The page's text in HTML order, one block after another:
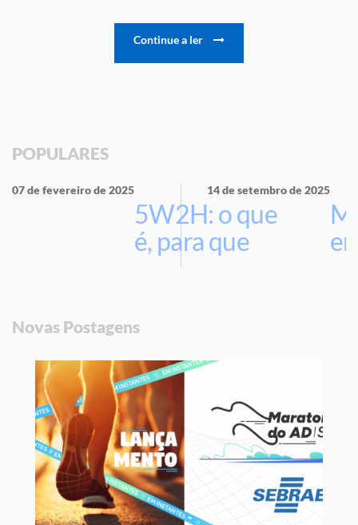
Continue a ler
POPULARES
07 de fevereiro de 2025
5W2H: o que
é, para que
serve e por
sua empresa
14 de setembro de 2025
Novas Postagens